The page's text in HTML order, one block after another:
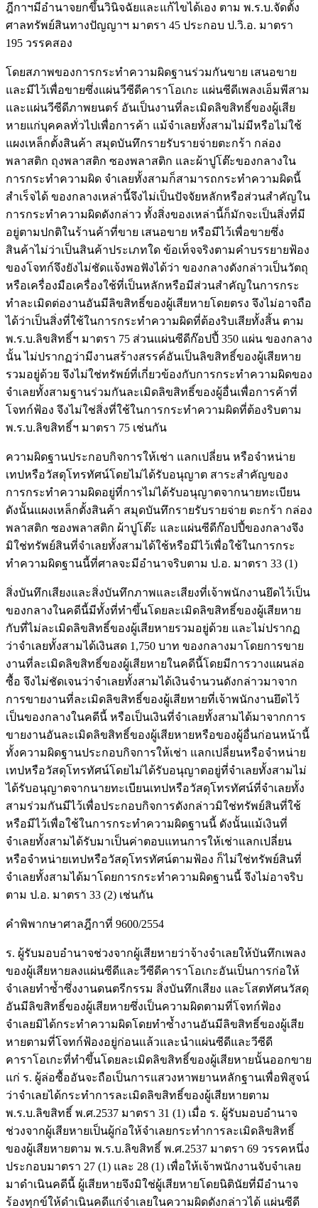
ฎีกาฯมีอำนาจยกขึ้นวินิจฉัยและแก้ไขได้เอง ตาม พ.ร.บ.จัดตั้ง
ศาลทรัพย์สินทางปัญญาฯ มาตรา 45 ประกอบ ป.วิ.อ. มาตรา
195 วรรคสอง
โดยสภาพของการกระทำความผิดฐานร่วมกันขาย เสนอขาย
และมีไว้เพื่อขายซึ่งแผ่นวีซีดีคาราโอเกะ แผ่นซีดีเพลงเอ็มพีสาม
และแผ่นวีซีดีภาพยนตร์ อันเป็นงานที่ละเมิดลิขสิทธิ์ของผู้เสีย
หายแก่บุคคลทั่วไปเพื่อการค้า แม้จำเลยทั้งสามไม่มีหรือไม่ใช้
แผงเหล็กตั้งสินค้า สมุดบันทึกรายรับรายจ่ายตะกร้า กล่อง
พลาสติก ถุงพลาสติก ซองพลาสติก และผ้าปูโต๊ะของกลางใน
การกระทำความผิด จำเลยทั้งสามก็สามารถกระทำความผิดนี้
สำเร็จได้ ของกลางเหล่านี้จึงไม่เป็นปัจจัยหลักหรือส่วนสำคัญใน
การกระทำความผิดดังกล่าว ทั้งสิ่งของเหล่านี้ก็มักจะเป็นสิ่งที่มี
อยู่ตามปกติในร้านค้าที่ขาย เสนอขาย หรือมีไว้เพื่อขายซึ่ง
สินค้าไม่ว่าเป็นสินค้าประเภทใด ข้อเท็จจริงตามคำบรรยายฟ้อง
ของโจทก์จึงยังไม่ชัดแจ้งพอฟังได้ว่า ของกลางดังกล่าวเป็นวัตถุ
หรือเครื่องมือเครื่องใช้ที่เป็นหลักหรือมีส่วนสำคัญในการกระ
ทำละเมิดต่องานอันมีลิขสิทธิ์ของผู้เสียหายโดยตรง จึงไม่อาจถือ
ได้ว่าเป็นสิ่งที่ใช้ในการกระทำความผิดที่ต้องริบเสียทั้งสิ้น ตาม
พ.ร.บ.ลิขสิทธิ์ฯ มาตรา 75 ส่วนแผ่นซีดีก๊อปปี้ 350 แผ่น ของกลาง
นั้น ไม่ปรากฏว่ามีงานสร้างสรรค์อันเป็นลิขสิทธิ์ของผู้เสียหาย
รวมอยู่ด้วย จึงไม่ใช่ทรัพย์ที่เกี่ยวข้องกับการกระทำความผิดของ
จำเลยทั้งสามฐานร่วมกันละเมิดลิขสิทธิ์ของผู้อื่นเพื่อการค้าที่
โจทก์ฟ้อง จึงไม่ใช่สิ่งที่ใช้ในการกระทำความผิดที่ต้องริบตาม
พ.ร.บ.ลิขสิทธิ์ฯ มาตรา 75 เช่นกัน
ความผิดฐานประกอบกิจการให้เช่า แลกเปลี่ยน หรือจำหน่าย
เทปหรือวัสดุโทรทัศน์โดยไม่ได้รับอนุญาต สาระสำคัญของ
การกระทำความผิดอยู่ที่การไม่ได้รับอนุญาตจากนายทะเบียน
ดังนั้นแผงเหล็กตั้งสินค้า สมุดบันทึกรายรับรายจ่าย ตะกร้า กล่อง
พลาสติก ซองพลาสติก ผ้าปูโต๊ะ และแผ่นซีดีก๊อปปี้ของกลางจึง
มิใช่ทรัพย์สินที่จำเลยทั้งสามได้ใช้หรือมีไว้เพื่อใช้ในการกระ
ทำความผิดฐานนี้ที่ศาลจะมีอำนาจริบตาม ป.อ. มาตรา 33 (1)
สิ่งบันทึกเสียงและสิ่งบันทึกภาพและเสียงที่เจ้าพนักงานยึดไว้เป็น
ของกลางในคดีนี้มีทั้งที่ทำขึ้นโดยละเมิดลิขสิทธิ์ของผู้เสียหาย
กับที่ไม่ละเมิดลิขสิทธิ์ของผู้เสียหายรวมอยู่ด้วย และไม่ปรากฏ
ว่าจำเลยทั้งสามได้เงินสด 1,750 บาท ของกลางมาโดยการขาย
งานที่ละเมิดลิขสิทธิ์ของผู้เสียหายในคดีนี้โดยมีการวางแผนล่อ
ซื้อ จึงไม่ชัดเจนว่าจำเลยทั้งสามได้เงินจำนวนดังกล่าวมาจาก
การขายงานที่ละเมิดลิขสิทธิ์ของผู้เสียหายที่เจ้าพนักงานยึดไว้
เป็นของกลางในคดีนี้ หรือเป็นเงินที่จำเลยทั้งสามได้มาจากการ
ขายงานอันละเมิดลิขสิทธิ์ของผู้เสียหายหรือของผู้อื่นก่อนหน้านี้
ทั้งความผิดฐานประกอบกิจการให้เช่า แลกเปลี่ยนหรือจำหน่าย
เทปหรือวัสดุโทรทัศน์โดยไม่ได้รับอนุญาตอยู่ที่จำเลยทั้งสามไม่
ได้รับอนุญาตจากนายทะเบียนเทปหรือวัสดุโทรทัศน์ที่จำเลยทั้ง
สามร่วมกันมีไว้เพื่อประกอบกิจการดังกล่าวมิใช่ทรัพย์สินที่ใช้
หรือมีไว้เพื่อใช้ในการกระทำความผิดฐานนี้ ดังนั้นแม้เงินที่
จำเลยทั้งสามได้รับมาเป็นค่าตอบแทนการให้เช่าแลกเปลี่ยน
หรือจำหน่ายเทปหรือวัสดุโทรทัศน์ตามฟ้อง ก็ไม่ใช่ทรัพย์สินที่
จำเลยทั้งสามได้มาโดยการกระทำความผิดฐานนี้ จึงไม่อาจริบ
ตาม ป.อ. มาตรา 33 (2) เช่นกัน
คำพิพากษาศาลฎีกาที่ 9600/2554
ร. ผู้รับมอบอำนาจช่วงจากผู้เสียหายว่าจ้างจำเลยให้บันทึกเพลง
ของผู้เสียหายลงแผ่นซีดีและวีซีดีคาราโอเกะอันเป็นการก่อให้
จำเลยทำซ้ำซึ่งงานดนตรีกรรม สิ่งบันทึกเสียง และโสตทัศนวัสดุ
อันมีลิขสิทธิ์ของผู้เสียหายซึ่งเป็นความผิดตามที่โจทก์ฟ้อง
จำเลยมิได้กระทำความผิดโดยทำซ้ำงานอันมีลิขสิทธิ์ของผู้เสีย
หายตามที่โจทก์ฟ้องอยู่ก่อนแล้วและนำแผ่นซีดีและวีซีดี
คาราโอเกะที่ทำขึ้นโดยละเมิดลิขสิทธิ์ของผู้เสียหายนั้นออกขาย
แก่ ร. ผู้ล่อซื้ออันจะถือเป็นการแสวงหาพยานหลักฐานเพื่อพิสูจน์
ว่าจำเลยได้กระทำการละเมิดลิขสิทธิ์ของผู้เสียหายตาม
พ.ร.บ.ลิขสิทธิ์ พ.ศ.2537 มาตรา 31 (1) เมื่อ ร. ผู้รับมอบอำนาจ
ช่วงจากผู้เสียหายเป็นผู้ก่อให้จำเลยกระทำการละเมิดลิขสิทธิ์
ของผู้เสียหายตาม พ.ร.บ.ลิขสิทธิ์ พ.ศ.2537 มาตรา 69 วรรคหนึ่ง
ประกอบมาตรา 27 (1) และ 28 (1) เพื่อให้เจ้าพนักงานจับจำเลย
มาดำเนินคดีนี้ ผู้เสียหายจึงมิใช่ผู้เสียหายโดยนิตินัยที่มีอำนาจ
ร้องทุกข์ให้ดำเนินคดีแก่จำเลยในความผิดดังกล่าวได้ แผ่นซีดี